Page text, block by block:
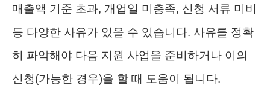
매출액 기준 초과, 개업일 미충족, 신청 서류 미비
등 다양한 사유가 있을 수 있습니다. 사유를 정확
히 파악해야 다음 지원 사업을 준비하거나 이의
신청(가능한 경우)을 할 때 도움이 됩니다.